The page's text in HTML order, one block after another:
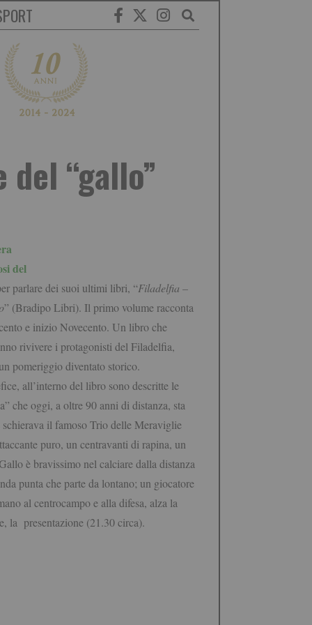
“gallo”
del
parlare dei suoi ultimi libri, “Filadelfia –
” (Bradipo Libri). Il primo volume racconta
e inizio Novecento. Un libro che
rivivere i protagonisti del Filadelfia,
pomeriggio diventato storico.
all’interno del libro sono descritte le
che oggi, a oltre 90 anni di distanza, sta
schierava il famoso Trio delle Meraviglie
puro, un centravanti di rapina, un
è bravissimo nel calciare dalla distanza
punta che parte da lontano; un giocatore
al centrocampo e alla difesa, alza la
la presentazione (21.30 circa).